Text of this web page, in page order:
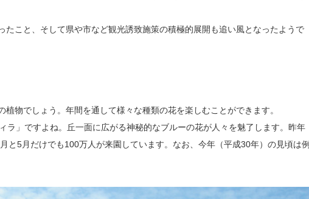
たこと、そして県や市など観光誘致施策の積極的展開も追い風となったようで
物でしょう。年間を通して様々な種類の花を楽しむことができます。
ラ」ですよね。丘一面に広がる神秘的なブルーの花が人々を魅了します。昨年
と5月だけでも100万人が来園しています。なお、今年（平成30年）の見頃は例